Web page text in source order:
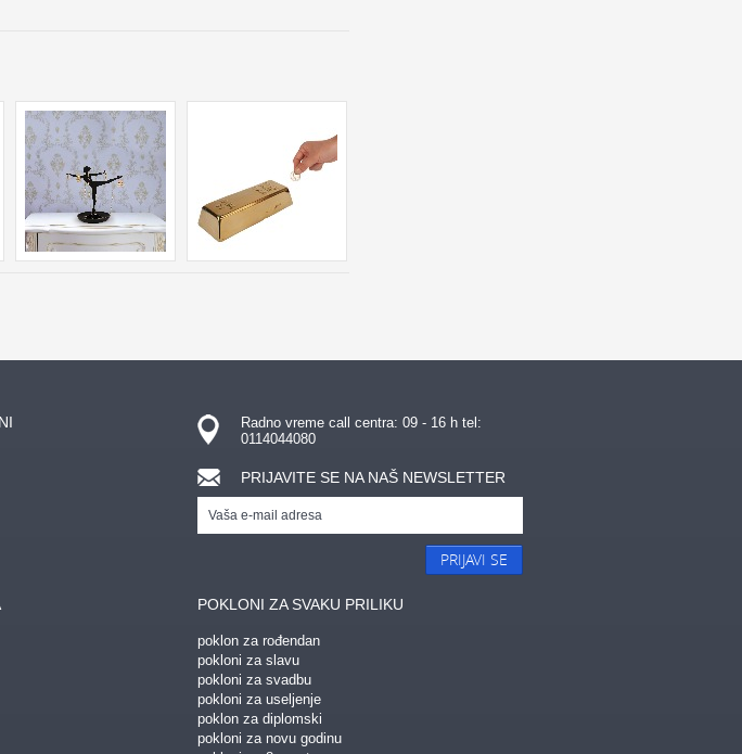
Radno vreme call centra: 09 - 16 h tel:
0114044080
PRIJAVITE SE NA NAŠ NEWSLETTER
PRIJAVI SE
POKLONI ZA SVAKU PRILIKU
poklon za rođendan
pokloni za slavu
pokloni za svadbu
pokloni za useljenje
poklon za diplomski
pokloni za novu godinu